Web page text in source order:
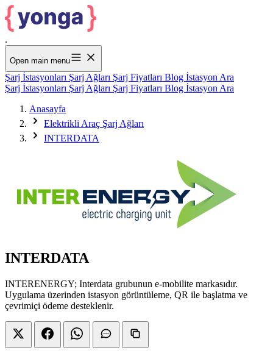
.
Open main menu
Şarj İstasyonları Şarj Ağları Şarj Fiyatları Blog İstasyon Ara
Şarj İstasyonları Şarj Ağları Şarj Fiyatları Blog İstasyon Ara
Anasayfa
Elektrikli Araç Şarj Ağları
INTERDATA
INTERDATA
INTERENERGY; Interdata grubunun e‑mobilite markasıdır.
Uygulama üzerinden istasyon görüntüleme, QR ile başlatma ve
çevrimiçi ödeme desteklenir.